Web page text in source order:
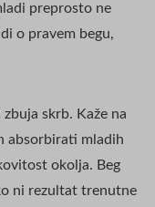
preprosto ne
o pravem begu,
skrb. Kaže na
absorbirati mladih
okolja. Beg
ni rezultat trenutne